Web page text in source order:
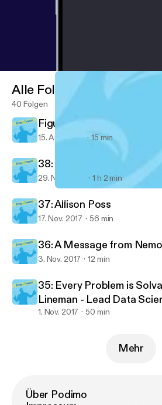
Empjoyment: Real-life stories
Alle Folgen
40 Folgen
Figured out something
15. Aug. 2018 15 min
38: Ventrice Lam
29. Nov. 2017 1 h 2 min
37: Allison Poss
17. Nov. 2017 56 min
36: A Message from Nemo
3. Nov. 2017 12 min
35: Every Problem is
Lineman - Lead Data
1. Nov. 2017 50 min
Mehr
Über Podimo